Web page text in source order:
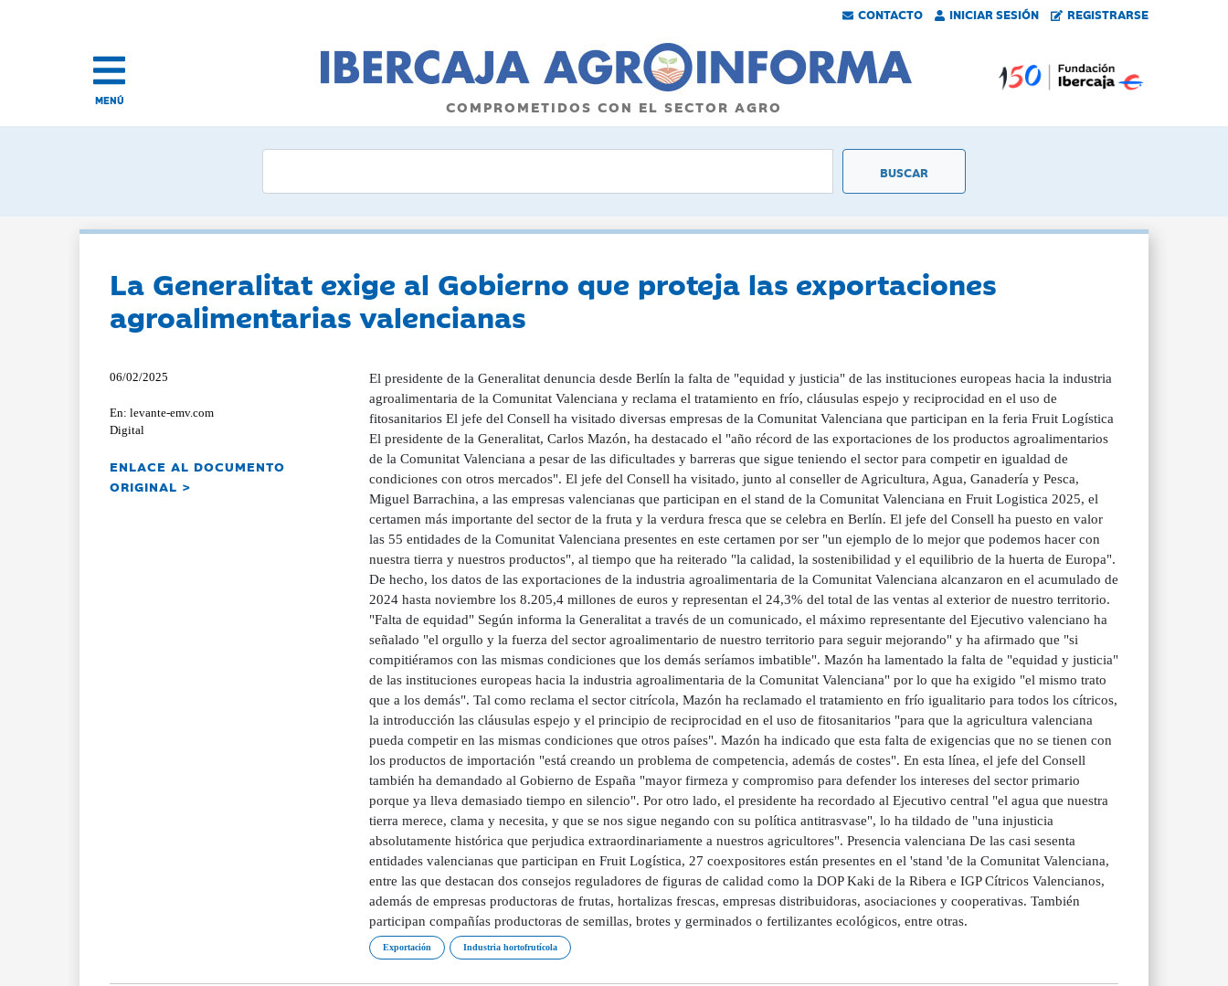
CONTACTO INICIAR SESIÓN REGISTRARSE
MENÚ COMPROMETIDOS CON EL SECTOR AGRO
La Generalitat exige al Gobierno que proteja las exportaciones
agroalimentarias valencianas
06/02/2025
En: levante-emv.com
Digital
ENLACE AL DOCUMENTO
ORIGINAL >
El presidente de la Generalitat denuncia desde Berlín la falta de "equidad y justicia" de las instituciones europeas hacia la industria
agroalimentaria de la Comunitat Valenciana y reclama el tratamiento en frío, cláusulas espejo y reciprocidad en el uso de
fitosanitarios El jefe del Consell ha visitado diversas empresas de la Comunitat Valenciana que participan en la feria Fruit Logística
El presidente de la Generalitat, Carlos Mazón, ha destacado el "año récord de las exportaciones de los productos agroalimentarios
de la Comunitat Valenciana a pesar de las dificultades y barreras que sigue teniendo el sector para competir en igualdad de
condiciones con otros mercados". El jefe del Consell ha visitado, junto al conseller de Agricultura, Agua, Ganadería y Pesca,
Miguel Barrachina, a las empresas valencianas que participan en el stand de la Comunitat Valenciana en Fruit Logistica 2025, el
certamen más importante del sector de la fruta y la verdura fresca que se celebra en Berlín. El jefe del Consell ha puesto en valor
las 55 entidades de la Comunitat Valenciana presentes en este certamen por ser "un ejemplo de lo mejor que podemos hacer con
nuestra tierra y nuestros productos", al tiempo que ha reiterado "la calidad, la sostenibilidad y el equilibrio de la huerta de Europa".
De hecho, los datos de las exportaciones de la industria agroalimentaria de la Comunitat Valenciana alcanzaron en el acumulado de
2024 hasta noviembre los 8.205,4 millones de euros y representan el 24,3% del total de las ventas al exterior de nuestro territorio.
"Falta de equidad" Según informa la Generalitat a través de un comunicado, el máximo representante del Ejecutivo valenciano ha
señalado "el orgullo y la fuerza del sector agroalimentario de nuestro territorio para seguir mejorando" y ha afirmado que "si
compitiéramos con las mismas condiciones que los demás seríamos imbatible". Mazón ha lamentado la falta de "equidad y justicia"
de las instituciones europeas hacia la industria agroalimentaria de la Comunitat Valenciana" por lo que ha exigido "el mismo trato
que a los demás". Tal como reclama el sector citrícola, Mazón ha reclamado el tratamiento en frío igualitario para todos los cítricos,
la introducción las cláusulas espejo y el principio de reciprocidad en el uso de fitosanitarios "para que la agricultura valenciana
pueda competir en las mismas condiciones que otros países". Mazón ha indicado que esta falta de exigencias que no se tienen con
los productos de importación "está creando un problema de competencia, además de costes". En esta línea, el jefe del Consell
también ha demandado al Gobierno de España "mayor firmeza y compromiso para defender los intereses del sector primario
porque ya lleva demasiado tiempo en silencio". Por otro lado, el presidente ha recordado al Ejecutivo central "el agua que nuestra
tierra merece, clama y necesita, y que se nos sigue negando con su política antitrasvase", lo ha tildado de "una injusticia
absolutamente histórica que perjudica extraordinariamente a nuestros agricultores". Presencia valenciana De las casi sesenta
entidades valencianas que participan en Fruit Logística, 27 coexpositores están presentes en el 'stand 'de la Comunitat Valenciana,
entre las que destacan dos consejos reguladores de figuras de calidad como la DOP Kaki de la Ribera e IGP Cítricos Valencianos,
además de empresas productoras de frutas, hortalizas frescas, empresas distribuidoras, asociaciones y cooperativas. También
participan compañías productoras de semillas, brotes y germinados o fertilizantes ecológicos, entre otras.
Exportación Industria hortofrutícola